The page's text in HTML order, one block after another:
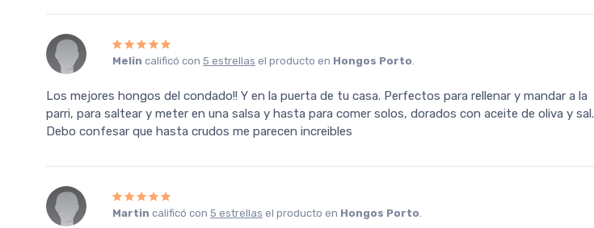
Melin calificó con 5 estrellas el producto en Hongos Porto
Los mejores hongos del condado!! Y en la puerta de tu casa. Perfectos para rellenar y mandar a la
parri, para saltear y meter en una salsa y hasta para comer solos, dorados con aceite de oliva y sal.
Debo confesar que hasta crudos me parecen increibles
Martin calificó con 5 estrellas el producto en Hongos Porto